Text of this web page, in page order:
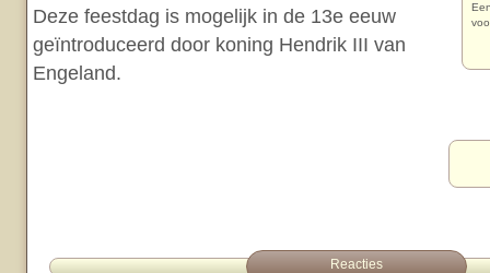
Deze feestdag is mogelijk in de 13e eeuw
geïntroduceerd door koning Hendrik III van
Engeland.
Reacties